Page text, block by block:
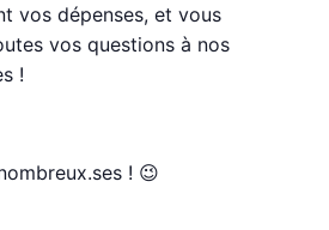
vos dépenses, et vous
vos questions à nos
!
! 😉